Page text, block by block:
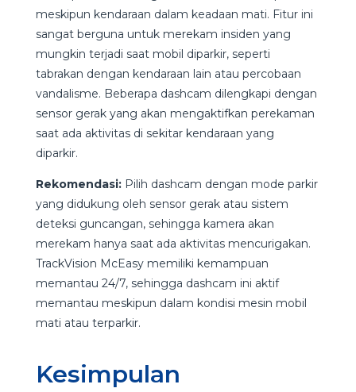
meskipun kendaraan dalam keadaan mati. Fitur ini
sangat berguna untuk merekam insiden yang
mungkin terjadi saat mobil diparkir, seperti
tabrakan dengan kendaraan lain atau percobaan
vandalisme. Beberapa dashcam dilengkapi dengan
sensor gerak yang akan mengaktifkan perekaman
saat ada aktivitas di sekitar kendaraan yang
diparkir.
Rekomendasi:Pilih dashcam dengan mode parkir
yang didukung oleh sensor gerak atau sistem
deteksi guncangan, sehingga kamera akan
merekam hanya saat ada aktivitas mencurigakan.
TrackVision McEasy memiliki kemampuan
memantau 24/7, sehingga dashcam ini aktif
memantau meskipun dalam kondisi mesin mobil
mati atau terparkir.
Kesimpulan